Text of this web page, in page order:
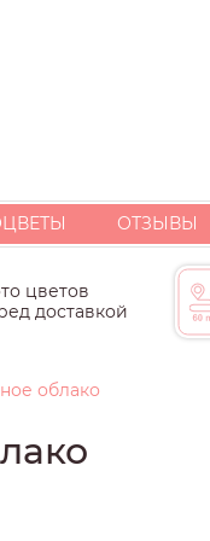
ОТЗЫВЫ
цветов
доставкой
облако